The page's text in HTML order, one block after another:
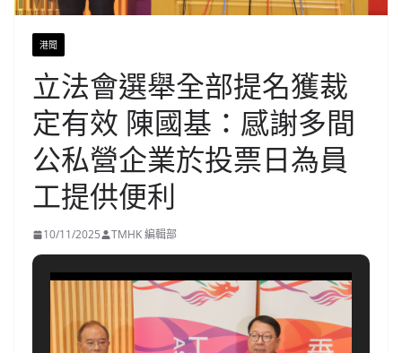
港聞
立法會選舉全部提名獲裁
定有效 陳國基：感謝多間
公私營企業於投票日為員
工提供便利
10/11/2025 TMHK 編輯部